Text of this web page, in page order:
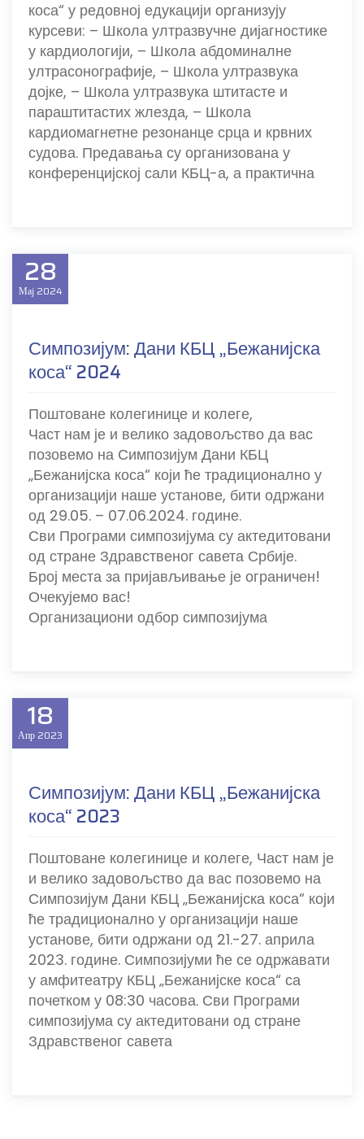
коса“ у редовној едукацији организују
курсеви: – Школа ултразвучне дијагностике
у кардиологији, – Школа абдоминалне
ултрасонографије, – Школа ултразвука
дојке, – Школа ултразвука штитасте и
параштитастих жлезда, – Школа
кардиомагнетне резонанце срца и крвних
судова. Предавања су организована у
конференцијској сали КБЦ-а, а практична
28
Мај 2024
Симпозијум: Дани КБЦ „Бежанијска
коса“ 2024
Поштоване колегинице и колеге,
Част нам је и велико задовољство да вас
позовемо на Симпозијум Дани КБЦ
„Бежанијска коса“ који ће традиционално у
организацији наше установе, бити одржани
од 29.05. – 07.06.2024. године.
Сви Програми симпозијума су актедитовани
од стране Здравственог савета Србије.
Број места за пријављивање је ограничен!
Очекујемо вас!
Организациони одбор симпозијума
18
Апр 2023
Симпозијум: Дани КБЦ „Бежанијска
коса“ 2023
Поштоване колегинице и колеге, Част нам је
и велико задовољство да вас позовемо на
Симпозијум Дани КБЦ „Бежанијска коса“ који
ће традиционално у организацији наше
установе, бити одржани од 21.-27. априла
2023. године. Симпозијуми ће се одржавати
у амфитеатру КБЦ „Бежанијске коса“ са
почетком у 08:30 часова. Сви Програми
симпозијума су актедитовани од стране
Здравственог савета